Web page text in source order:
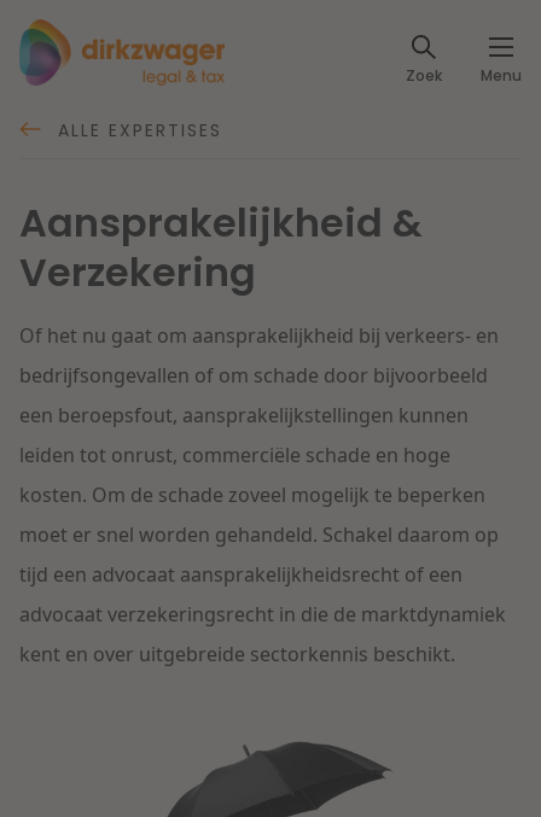
Zoek Menu
Expertises
Fiscaal
Arbeid & Pensioen
IT & Privacy
IE & Innovatie
Herstructurering & Insolventie
Energie
Thema's
Lees meer
Dichtbij een toekomstbestendige zorg
Artikelen
Events
Specialisten
Over ons
Over Dirkzwager
Internationale partners
Nieuws
Contact
Nederlands
English
ALLE EXPERTISES
Aansprakelijkheid &
Verzekering
Of het nu gaat om aansprakelijkheid bij verkeers- en
bedrijfsongevallen of om schade door bijvoorbeeld
een beroepsfout, aansprakelijkstellingen kunnen
leiden tot onrust, commerciële schade en hoge
kosten. Om de schade zoveel mogelijk te beperken
moet er snel worden gehandeld. Schakel daarom op
tijd een advocaat aansprakelijkheidsrecht of een
advocaat verzekeringsrecht in die de marktdynamiek
kent en over uitgebreide sectorkennis beschikt.